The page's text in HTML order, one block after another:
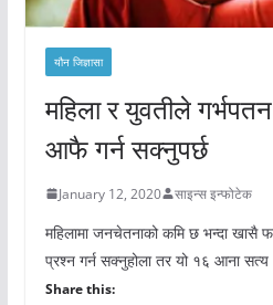
यौन जिज्ञासा
महिला र युवतीले
आफै गर्न सक्नुपर्छ
January 12, 2020 साइन्स इन्फोटेक
महिलामा जनचेतनाको कमि छ भन्दा खासै
प्रश्न गर्न सक्नुहोला तर यो १६ आना सत्य
Share this: